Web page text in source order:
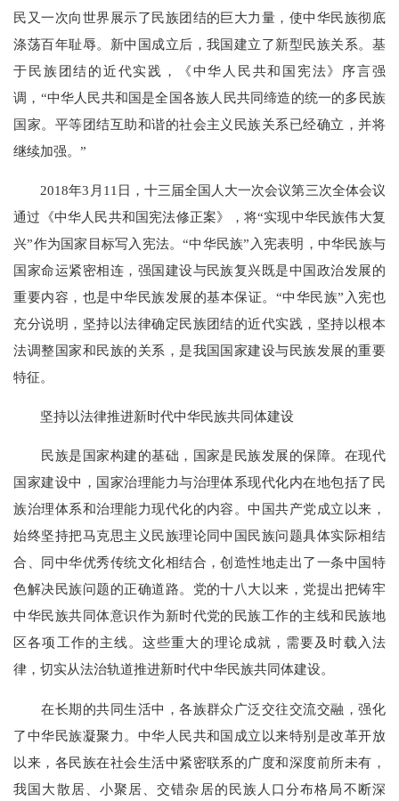
民又一次向世界展示了民族团结的巨大力量，使中华民族彻底
涤荡百年耻辱。新中国成立后，我国建立了新型民族关系。基
于民族团结的近代实践，《中华人民共和国宪法》序言强
调，“中华人民共和国是全国各族人民共同缔造的统一的多民族
国家。平等团结互助和谐的社会主义民族关系已经确立，并将
继续加强。”
2018年3月11日，十三届全国人大一次会议第三次全体会议
通过《中华人民共和国宪法修正案》，将“实现中华民族伟大复
兴”作为国家目标写入宪法。“中华民族”入宪表明，中华民族与
国家命运紧密相连，强国建设与民族复兴既是中国政治发展的
重要内容，也是中华民族发展的基本保证。“中华民族”入宪也
充分说明，坚持以法律确定民族团结的近代实践，坚持以根本
法调整国家和民族的关系，是我国国家建设与民族发展的重要
特征。
坚持以法律推进新时代中华民族共同体建设
民族是国家构建的基础，国家是民族发展的保障。在现代
国家建设中，国家治理能力与治理体系现代化内在地包括了民
族治理体系和治理能力现代化的内容。中国共产党成立以来，
始终坚持把马克思主义民族理论同中国民族问题具体实际相结
合、同中华优秀传统文化相结合，创造性地走出了一条中国特
色解决民族问题的正确道路。党的十八大以来，党提出把铸牢
中华民族共同体意识作为新时代党的民族工作的主线和民族地
区各项工作的主线。这些重大的理论成就，需要及时载入法
律，切实从法治轨道推进新时代中华民族共同体建设。
在长期的共同生活中，各族群众广泛交往交流交融，强化
了中华民族凝聚力。中华人民共和国成立以来特别是改革开放
以来，各民族在社会生活中紧密联系的广度和深度前所未有，
我国大散居、小聚居、交错杂居的民族人口分布格局不断深